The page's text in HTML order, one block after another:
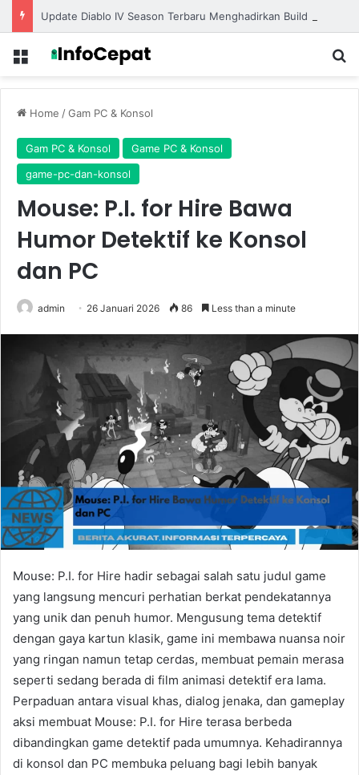
Menu
Home /Gam PC & Konsol
Gam PC & Konsol
Game PC & Konsol
game-pc-dan-konsol
Mouse: P.I. for Hire Bawa
Humor Detektif ke Konsol
dan PC
admin 26 Januari 2026 86 Less than a minute
Mouse: P.I. for Hire hadir sebagai salah satu judul game
yang langsung mencuri perhatian berkat pendekatannya
yang unik dan penuh humor. Mengusung tema detektif
dengan gaya kartun klasik, game ini membawa nuansa noir
yang ringan namun tetap cerdas, membuat pemain merasa
seperti sedang berada di film animasi detektif era lama.
Perpaduan antara visual khas, dialog jenaka, dan gameplay
aksi membuat Mouse: P.I. for Hire terasa berbeda
dibandingkan game detektif pada umumnya. Kehadirannya
di konsol dan PC membuka peluang bagi lebih banyak